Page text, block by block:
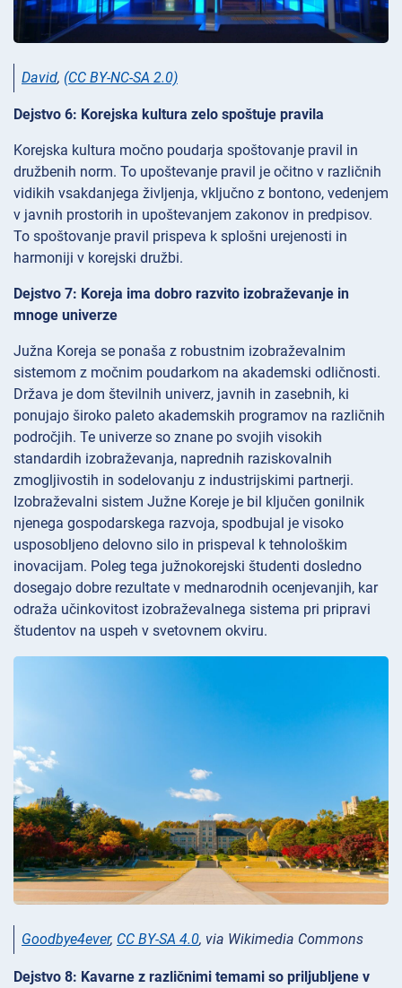
David, (CC BY-NC-SA 2.0)
Dejstvo 6: Korejska kultura zelo spoštuje pravila
Korejska kultura močno poudarja spoštovanje pravil in
družbenih norm. To upoštevanje pravil je očitno v različnih
vidikih vsakdanjega življenja, vključno z bontono, vedenjem
v javnih prostorih in upoštevanjem zakonov in predpisov.
To spoštovanje pravil prispeva k splošni urejenosti in
harmoniji v korejski družbi.
Dejstvo 7: Koreja ima dobro razvito izobraževanje in
mnoge univerze
Južna Koreja se ponaša z robustnim izobraževalnim
sistemom z močnim poudarkom na akademski odličnosti.
Država je dom številnih univerz, javnih in zasebnih, ki
ponujajo široko paleto akademskih programov na različnih
področjih. Te univerze so znane po svojih visokih
standardih izobraževanja, naprednih raziskovalnih
zmogljivostih in sodelovanju z industrijskimi partnerji.
Izobraževalni sistem Južne Koreje je bil ključen gonilnik
njenega gospodarskega razvoja, spodbujal je visoko
usposobljeno delovno silo in prispeval k tehnološkim
inovacijam. Poleg tega južnokorejski študenti dosledno
dosegajo dobre rezultate v mednarodnih ocenjevanjih, kar
odraža učinkovitost izobraževalnega sistema pri pripravi
študentov na uspeh v svetovnem okviru.
Goodbye4ever, CC BY-SA 4.0, via Wikimedia Commons
Dejstvo 8: Kavarne z različnimi temami so priljubljene v